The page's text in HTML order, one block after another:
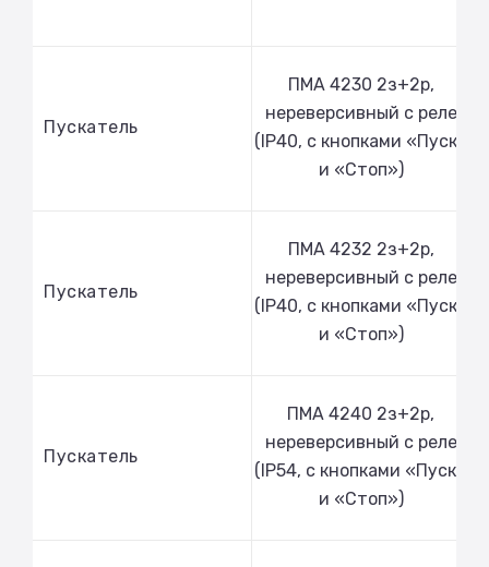
Пускатель
ПМА 4230 2з+2р,
нереверсивный с реле
(IP40, с кнопками «Пуск»
и «Стоп»)
Пускатель
ПМА 4232 2з+2р,
нереверсивный с реле
(IP40, с кнопками «Пуск»
и «Стоп»)
Пускатель
ПМА 4240 2з+2р,
нереверсивный с реле
(IP54, с кнопками «Пуск»
и «Стоп»)